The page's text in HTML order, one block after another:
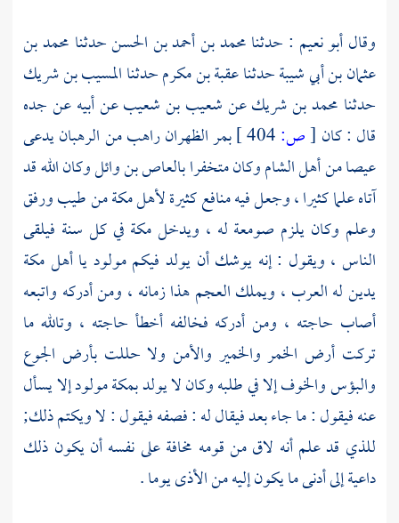
وقالأبو نعيم : حدثنامحمد بن أحمد بن الحسنحدثنا محمد بن
عثمان بن أبي شيبةحدثناعقبة بن مكرمحدثناالمسيب بن شريك
حدثنا محمد بن شريكعنشعيب بن شعيبعن أبيه عن جده
قال : كان [ص: بمر الظهرانراهب من الرهبان يدعى
عيصامن أهلالشاموكان متخفرابالعاص بن وائلوكان الله قد
آتاه علما كثيرا ، وجعل فيه منافع كثيرة لأهلمكةمن طيب ورفق
وعلم وكان يلزم صومعة له ، ويدخلمكة في كل سنة فيلقى
الناس ، ويقول : إنه يوشك أن يولد فيكم مولود يا أهلمكة
يدين له العرب ، ويملك العجم هذا زمانه ، ومن أدركه واتبعه
أصاب حاجته ، ومن أدركه فخالفه أخطأ حاجته ، وتالله ما
تركت أرض الخمر والخمير والأمن ولا حللت بأرض الجوع
والبؤس والخوف إلا في طلبه وكان لا يولدبمكةمولود إلا يسأل
عنه فيقول : ما جاء بعد فيقال له : فصفه فيقول : لا ويكتم ذلك;
للذي قد علم أنه لاق من قومه مخافة على نفسه أن يكون ذلك
داعية إلى أدنى ما يكون إليه من الأذى يوما .